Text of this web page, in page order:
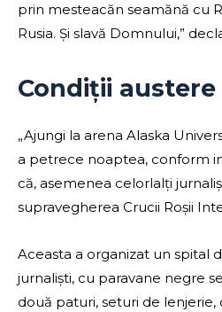
prin mesteacăn seamănă cu
Rusia. Și slavă Domnului,”
Condiții austere
„Ajungi la arena Alaska
a petrece noaptea, conform
că, asemenea celorlalți
supravegherea Crucii Roșii
Aceasta a organizat un spital
jurnaliști, cu paravane negre
două paturi, seturi de lenjerie,